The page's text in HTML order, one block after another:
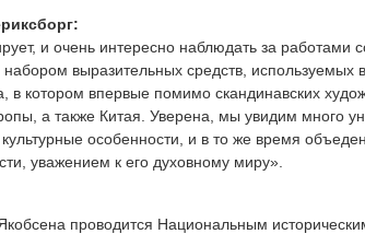
и очень интересно наблюдать за работами
выразительных средств, используемых
котором впервые помимо скандинавских
а также Китая. Уверена, мы увидим много
особенности, и в то же время
уважением к его духовному миру».
проводится Национальным